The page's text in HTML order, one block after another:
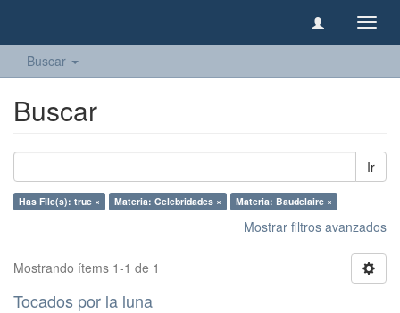
Buscar
Buscar
Ir
Has File(s): true × Materia: Celebridades × Materia: Baudelaire ×
Mostrar filtros avanzados
Mostrando ítems 1-1 de 1
Tocados por la luna